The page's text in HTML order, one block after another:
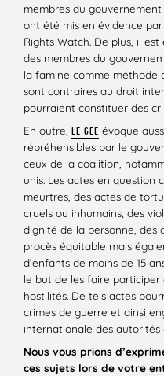
membres du
ont été mis en évidence
Rights Watch. De plus, il
des membres du
la famine comme méthode
sont contraires au droit
pourraient constituer des
En outre, LE GEE évoque
répréhensibles par le
ceux de la coalition,
unis. Les actes en question
meurtres, des actes de
cruels ou inhumains, des
dignité de la personne, des
procès équitable mais
d’enfants de moins de 15
le but de les faire
hostilités. De tels actes
crimes de guerre et ainsi
internationale des autorités
Nous vous prions
ces sujets lors de votre